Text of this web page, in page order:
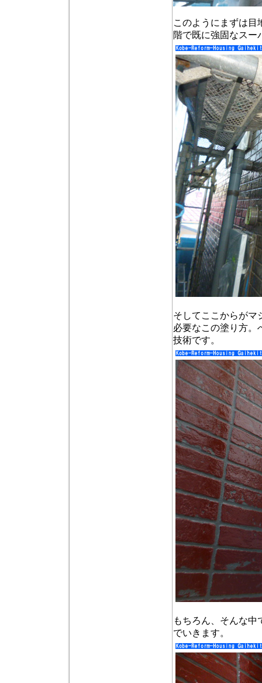
このようにまずは目
階で既に強固なスー
そしてここからがマ
必要なこの塗り方。
技術です。
もちろん、そんな
でいきます。